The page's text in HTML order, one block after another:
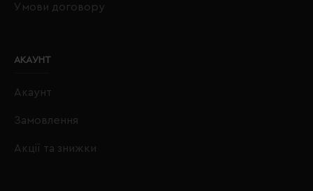
Умови договору
АКАУНТ
Акаунт
Замовлення
Акції та знижки